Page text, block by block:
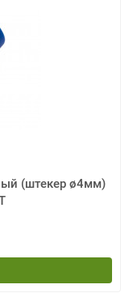
(штекер ø4мм)